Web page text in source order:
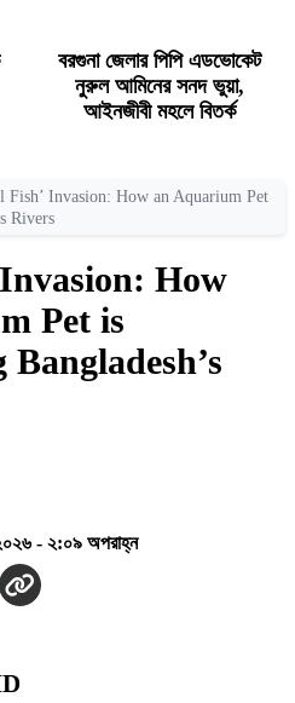
বরগুনা জেলার পিপি এডভোকেট
নুরুল আমিনের সনদ ভুয়া,
আইনজীবী মহলে বিতর্ক
Fish’ Invasion: How an Aquarium Pet
Rivers
How
Pet is
- ২:০৯ অপরাহ্ন